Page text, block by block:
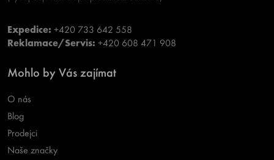
Expedice: +420 733 642 558
Reklamace/Servis: +420 608 471 908
Mohlo by Vás zajímat
O nás
Blog
Prodejci
Naše značky